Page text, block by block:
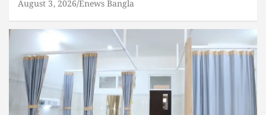
August 3, 2026 Enews Bangla